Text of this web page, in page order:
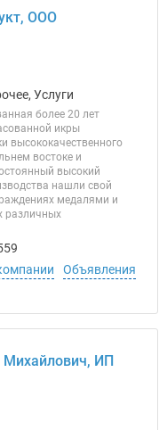
ООО
Услуги
более 20 лет
икры
высококачественного
востоке и
высокий
нашли свой
медалями и
различных
Объявления
ИП